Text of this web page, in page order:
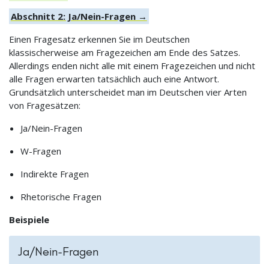
Abschnitt 2: Ja/Nein-Fragen →
Einen Fragesatz erkennen Sie im Deutschen
klassischerweise am Fragezeichen am Ende des Satzes.
Allerdings enden nicht alle mit einem Fragezeichen und nicht
alle Fragen erwarten tatsächlich auch eine Antwort.
Grundsätzlich unterscheidet man im Deutschen vier Arten
von Fragesätzen:
Ja/Nein-Fragen
W-Fragen
Indirekte Fragen
Rhetorische Fragen
Beispiele
Ja/Nein-Fragen